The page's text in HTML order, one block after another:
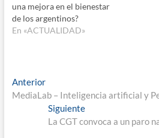
una mejora en el bienestar
de los argentinos?
En «ACTUALIDAD»
Navegación
de
entradas
AnteriorEntrada
anterior:
MediaLab – Inteligencia artificial y
SiguienteEntrada
siguiente:
La CGT convoca a un paro